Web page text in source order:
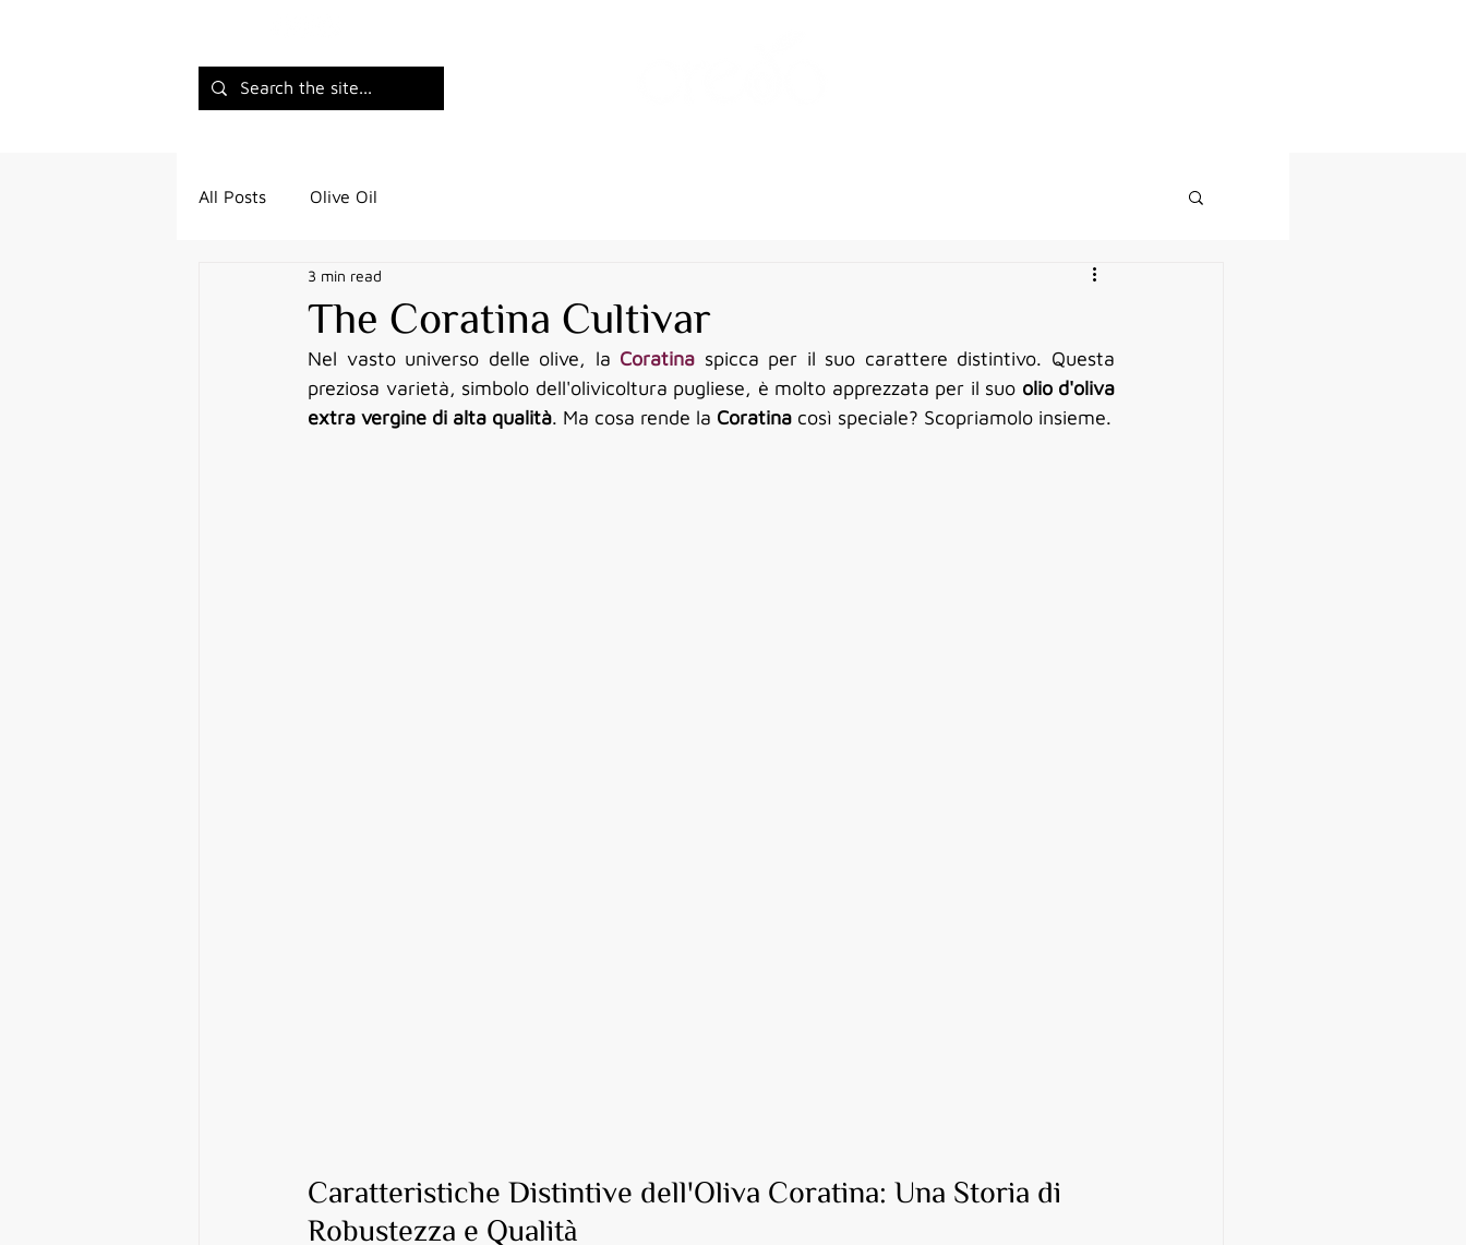
All Posts Olive Oil
The Coratina Cultivar
3 min read
Nel vasto universo delle olive, la Coratina spicca per il suo carattere distintivo. Questa
preziosa varietà, simbolo dell'olivicoltura pugliese, è molto apprezzata per il suo olio d'oliva
extra vergine di alta qualità. Ma cosa rende la Coratina così speciale? Scopriamolo insieme.
Caratteristiche Distintive dell'Oliva Coratina: Una Storia di
Robustezza e Qualità